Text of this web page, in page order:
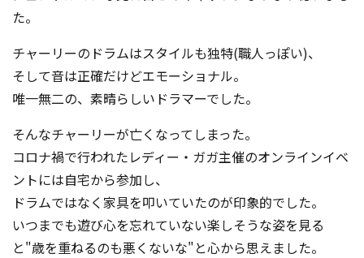
た。
チャーリーのドラムはスタイルも独特(職人っぽい)、
そして音は正確だけどエモーショナル。
唯一無二の、素晴らしいドラマーでした。
そんなチャーリーが亡くなってしまった。
コロナ禍で行われたレディー・ガガ主催のオンラインイベ
ントには自宅から参加し、
ドラムではなく家具を叩いていたのが印象的でした。
いつまでも遊び心を忘れていない楽しそうな姿を見る
と"歳を重ねるのも悪くないな"と心から思えました。